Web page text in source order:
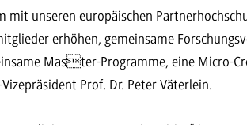
mit unseren europäischen
erhöhen, gemeinsame
Master-Programme, eine Micro-
Prof. Dr. Peter Väterlein.